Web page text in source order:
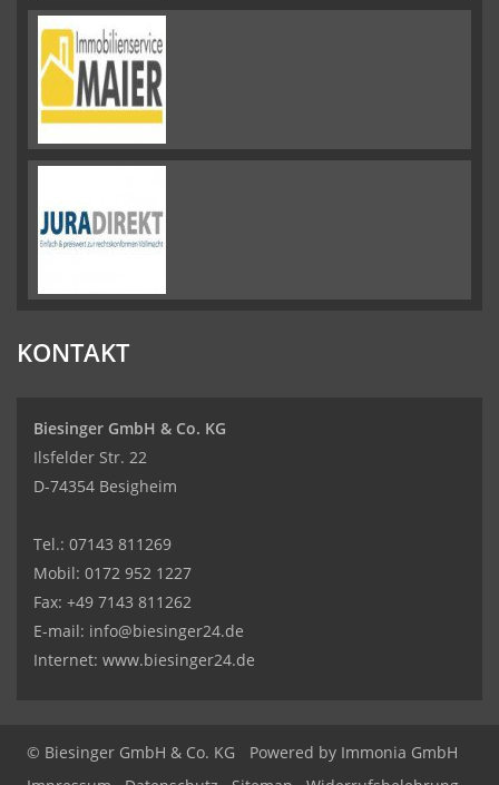
KONTAKT
Biesinger GmbH & Co. KG
Ilsfelder Str. 22
D-74354 Besigheim
Tel.: 07143 811269
Mobil: 0172 952 1227
Fax: +49 7143 811262
E-mail: info@biesinger24.de
Internet: www.biesinger24.de
© Biesinger GmbH & Co. KG Powered by Immonia GmbH